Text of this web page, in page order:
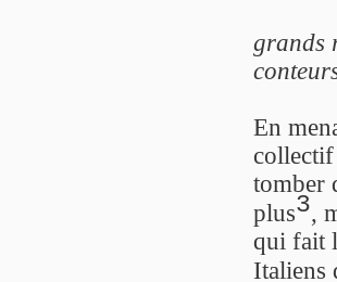
grands
En
collectif
tomber
plus3,
qui fait
Italiens